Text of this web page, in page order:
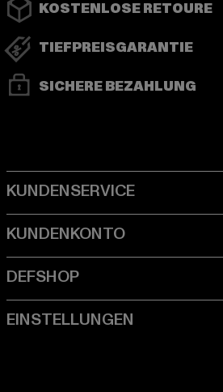
KOSTENLOSE RETOURE
TIEFPREISGARANTIE
SICHERE BEZAHLUNG